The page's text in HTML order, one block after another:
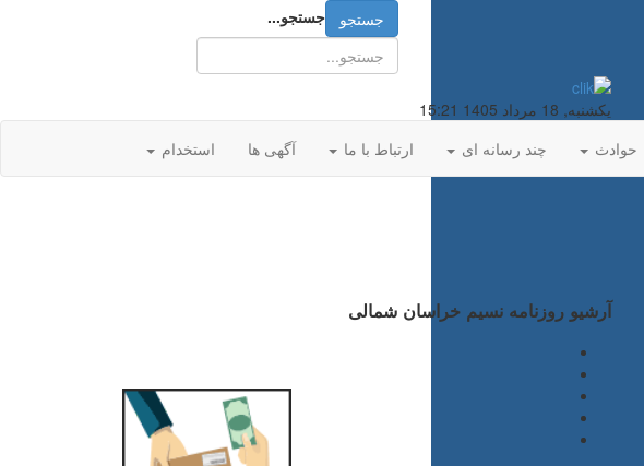
جستجو جستجو...
یکشنبه, 18 مرداد 1405 15:21
حوادث چند رسانه ای ارتباط با ما آگهی ها استخدام
آرشیو روزنامه نسیم خراسان شمالی